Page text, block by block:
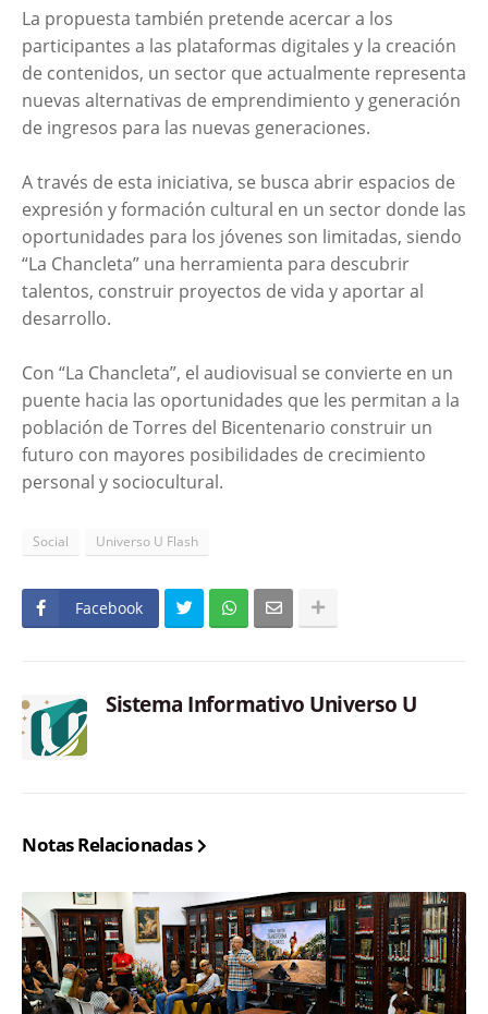
La propuesta también pretende acercar a los
participantes a las plataformas digitales y la creación
de contenidos, un sector que actualmente representa
nuevas alternativas de emprendimiento y generación
de ingresos para las nuevas generaciones.
A través de esta iniciativa, se busca abrir espacios de
expresión y formación cultural en un sector donde las
oportunidades para los jóvenes son limitadas, siendo
“La Chancleta” una herramienta para descubrir
talentos, construir proyectos de vida y aportar al
desarrollo.
Con “La Chancleta”, el audiovisual se convierte en un
puente hacia las oportunidades que les permitan a la
población de Torres del Bicentenario construir un
futuro con mayores posibilidades de crecimiento
personal y sociocultural.
Social Universo U Flash
Facebook
Sistema Informativo Universo U
Notas Relacionadas